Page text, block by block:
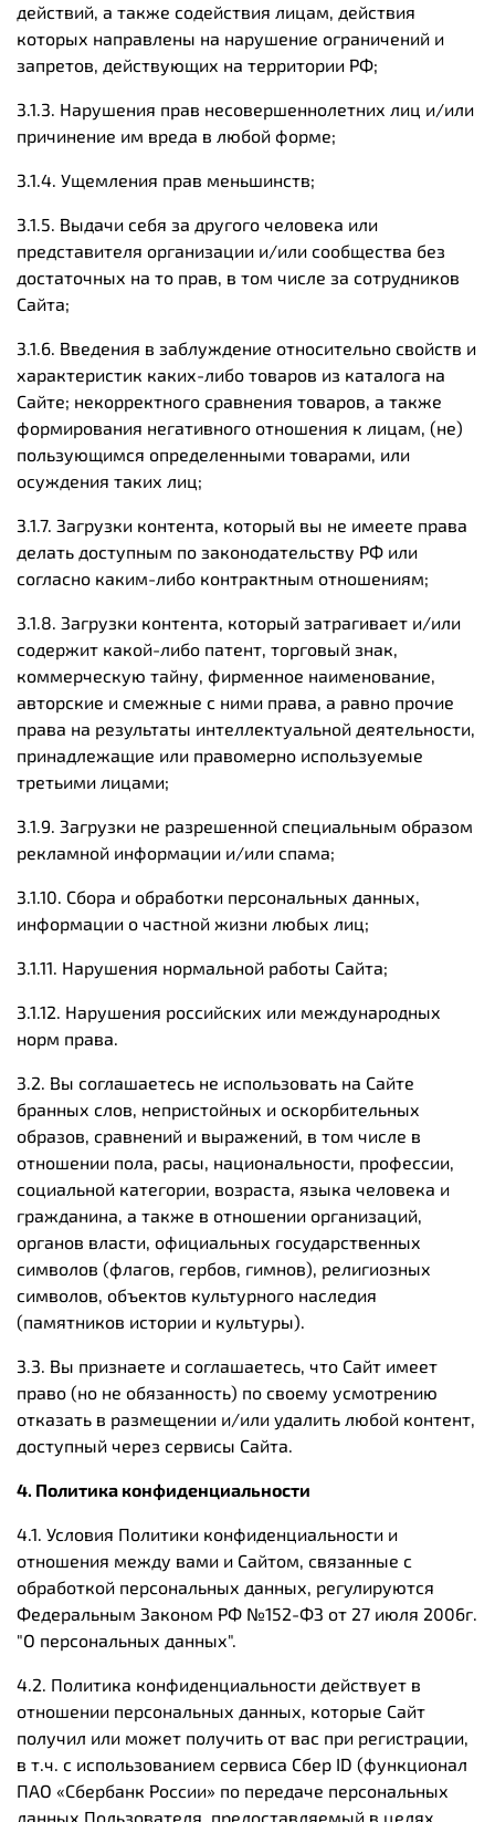
действий, а также содействия лицам, действия
которых направлены на нарушение ограничений и
запретов, действующих на территории РФ;
3.1.3. Нарушения прав несовершеннолетних лиц и/или
причинение им вреда в любой форме;
3.1.4. Ущемления прав меньшинств;
3.1.5. Выдачи себя за другого человека или
представителя организации и/или сообщества без
достаточных на то прав, в том числе за сотрудников
Сайта;
3.1.6. Введения в заблуждение относительно свойств и
характеристик каких-либо товаров из каталога на
Сайте; некорректного сравнения товаров, а также
формирования негативного отношения к лицам, (не)
пользующимся определенными товарами, или
осуждения таких лиц;
3.1.7. Загрузки контента, который вы не имеете права
делать доступным по законодательству РФ или
согласно каким-либо контрактным отношениям;
3.1.8. Загрузки контента, который затрагивает и/или
содержит какой-либо патент, торговый знак,
коммерческую тайну, фирменное наименование,
авторские и смежные с ними права, а равно прочие
права на результаты интеллектуальной деятельности,
принадлежащие или правомерно используемые
третьими лицами;
3.1.9. Загрузки не разрешенной специальным образом
рекламной информации и/или спама;
3.1.10. Сбора и обработки персональных данных,
информации о частной жизни любых лиц;
3.1.11. Нарушения нормальной работы Сайта;
3.1.12. Нарушения российских или международных
норм права.
3.2. Вы соглашаетесь не использовать на Сайте
бранных слов, непристойных и оскорбительных
образов, сравнений и выражений, в том числе в
отношении пола, расы, национальности, профессии,
социальной категории, возраста, языка человека и
гражданина, а также в отношении организаций,
органов власти, официальных государственных
символов (флагов, гербов, гимнов), религиозных
символов, объектов культурного наследия
(памятников истории и культуры).
3.3. Вы признаете и соглашаетесь, что Сайт имеет
право (но не обязанность) по своему усмотрению
отказать в размещении и/или удалить любой контент,
доступный через сервисы Сайта.
4. Политика конфиденциальности
4.1. Условия Политики конфиденциальности и
отношения между вами и Сайтом, связанные с
обработкой персональных данных, регулируются
Федеральным Законом РФ №152-ФЗ от 27 июля 2006г.
"О персональных данных".
4.2. Политика конфиденциальности действует в
отношении персональных данных, которые Сайт
получил или может получить от вас при регистрации,
в т.ч. с использованием сервиса Сбер ID (функционал
ПАО «Сбербанк России» по передаче персональных
данных Пользователя, предоставляемый в целях